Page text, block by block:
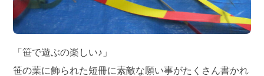
「笹で遊ぶの楽しい♪」
笹の葉に飾られた短冊に素敵な願い事がたくさん書かれ